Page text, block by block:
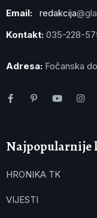
Email: redakcija
Kontakt: 035-228-
Adresa: Fočanska
Najpopularnije
HRONIKA TK
VIJESTI